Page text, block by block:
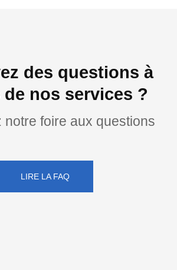
des questions à
nos services ?
notre foire aux questions
LIRE LA FAQ